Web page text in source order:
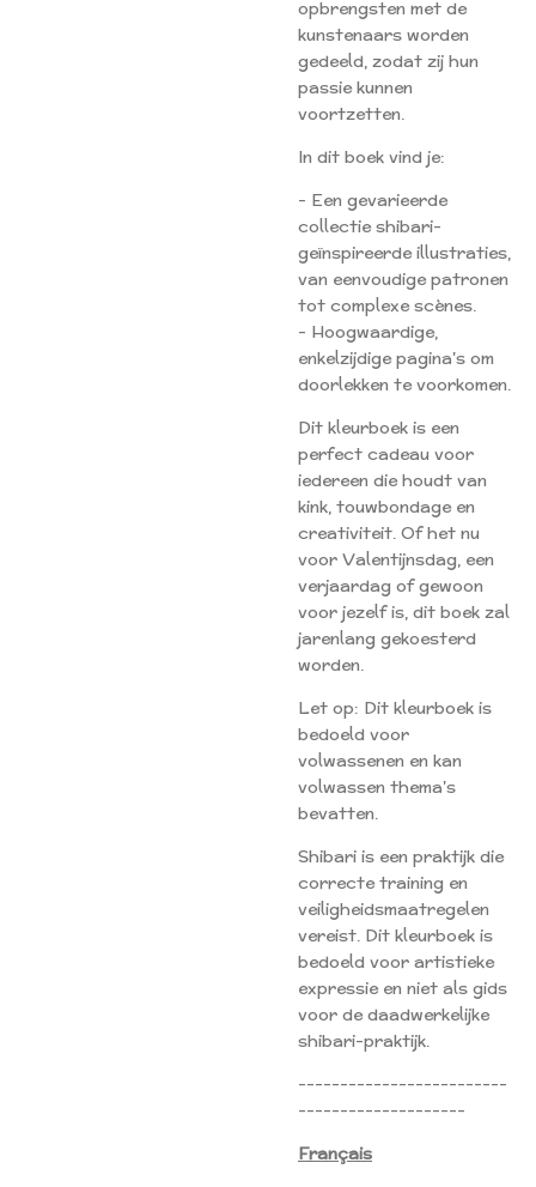
opbrengsten met de
kunstenaars worden
gedeeld, zodat zij hun
passie kunnen
voortzetten.
In dit boek vind je:
- Een gevarieerde
collectie shibari-
geïnspireerde illustraties,
van eenvoudige patronen
tot complexe scènes.
- Hoogwaardige,
enkelzijdige pagina's om
doorlekken te voorkomen.
Dit kleurboek is een
perfect cadeau voor
iedereen die houdt van
kink, touwbondage en
creativiteit. Of het nu
voor Valentijnsdag, een
verjaardag of gewoon
voor jezelf is, dit boek zal
jarenlang gekoesterd
worden.
Let op: Dit kleurboek is
bedoeld voor
volwassenen en kan
volwassen thema's
bevatten.
Shibari is een praktijk die
correcte training en
veiligheidsmaatregelen
vereist. Dit kleurboek is
bedoeld voor artistieke
expressie en niet als gids
voor de daadwerkelijke
shibari-praktijk.
-------------------------
--------------------
Français